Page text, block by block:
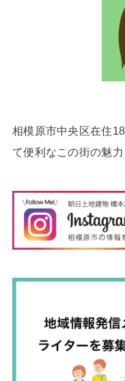
相模原市中央区在住
て便利なこの街の魅